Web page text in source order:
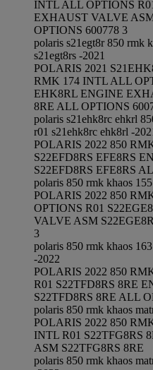
INTL ALL OPTIONS
EXHAUST VALVE
OPTIONS 600778 3
polaris s21egt8r 850 rmk
s21egt8rs -2021
POLARIS 2021
RMK 174 INTL ALL
EHK8RL ENGINE
8RE ALL OPTIONS
polaris s21ehk8rc ehkrl
r01 s21ehk8rc ehk8rl -
POLARIS 2022 850
S22EFD8RS EFE8RS
S22EFD8RS EFE8RS
polaris 850 rmk khaos
POLARIS 2022 850
OPTIONS R01
VALVE ASM
3
polaris 850 rmk khaos
-2022
POLARIS 2022 850
R01 S22TFD8RS 8RE
S22TFD8RS 8RE ALL
polaris 850 rmk khaos
POLARIS 2022 850
INTL R01 S22TFG8RS
ASM S22TFG8RS 8RE
polaris 850 rmk khaos